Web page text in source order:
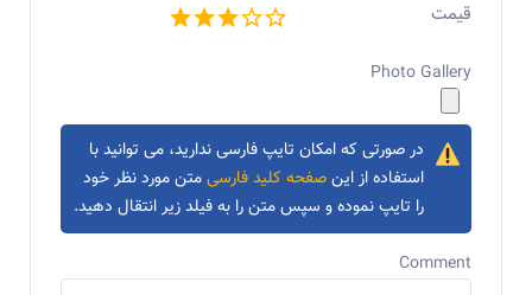
قیمت
Photo Gallery
در صورتی که امکان تایپ فارسی ندارید، می توانید با
استفاده از اینصفحه کلید فارسیمتن مورد نظر خود
را تایپ نموده و سپس متن را به فیلد زیر انتقال دهید.
Comment